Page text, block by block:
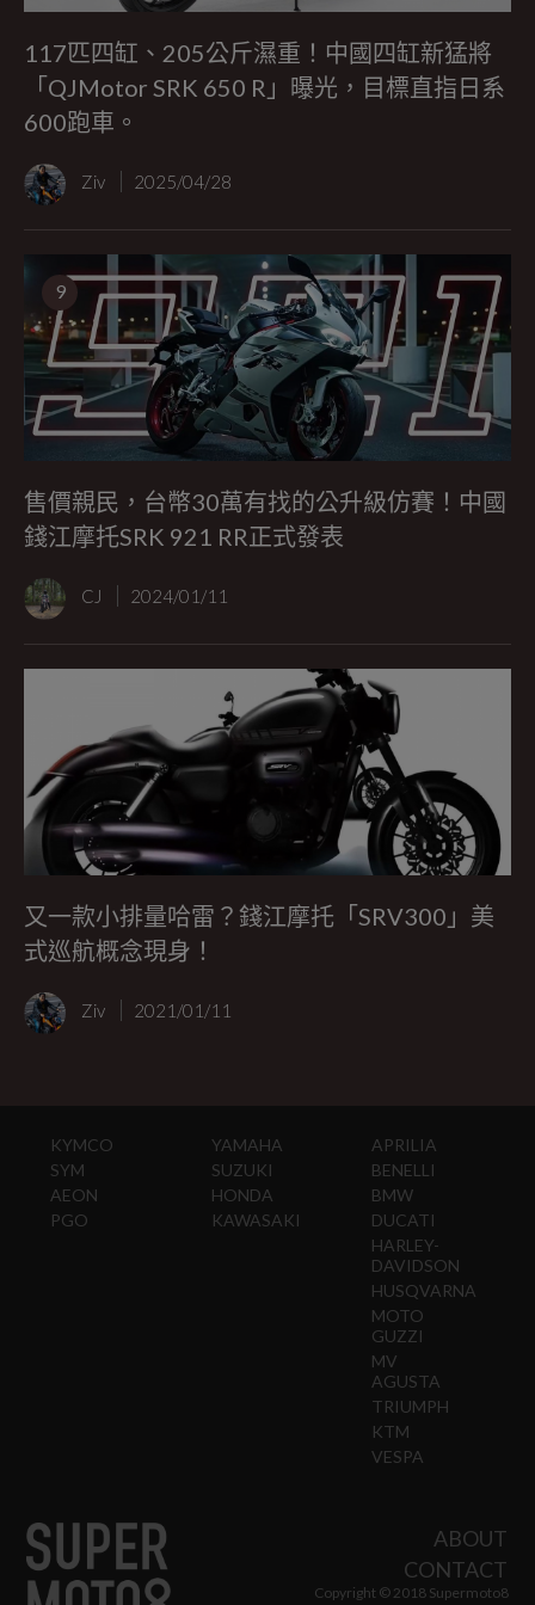
117匹四缸、205公斤濕重！中國四缸新猛將
「QJMotor SRK 650 R」曝光，目標直指日系
600跑車。
Ziv 2025/04/28
9
售價親民，台幣30萬有找的公升級仿賽！中國
錢江摩托SRK 921 RR正式發表
CJ 2024/01/11
又一款小排量哈雷？錢江摩托「SRV300」美
式巡航概念現身！
Ziv 2021/01/11
KYMCO
SYM
AEON
PGO
YAMAHA
SUZUKI
HONDA
KAWASAKI
APRILIA
BENELLI
BMW
DUCATI
HARLEY-
DAVIDSON
HUSQVARNA
MOTO
GUZZI
MV
AGUSTA
TRIUMPH
KTM
VESPA
ABOUT
CONTACT
Copyright © 2018 Supermoto8